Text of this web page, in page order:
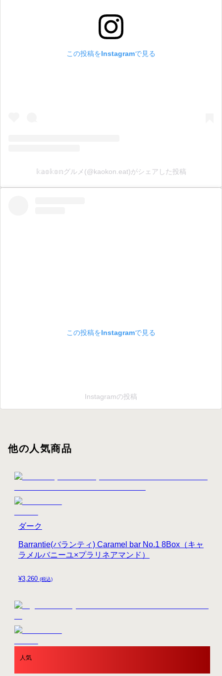
この投稿をInstagramで見る
𝕜𝕒𝕠𝕜𝕠𝕟グルメ(@kaokon.eat)がシェアした投稿
この投稿をInstagramで見る
Instagramの投稿
他の人気商品
¥3,260 (税込)
Barrantie(バランティ) Caramel bar No.1 8Box（キャ
ラメルバニーユ×プラリネアマンド）
ダーク
人気